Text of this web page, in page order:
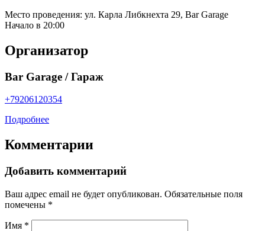
Место проведения: ул. Карла Либкнехта 29, Bar Garage
Начало в 20:00
Организатор
Bar Garage / Гараж
+79206120354
Подробнее
Комментарии
Добавить комментарий
Ваш адрес email не будет опубликован. Обязательные поля
помечены *
Имя *